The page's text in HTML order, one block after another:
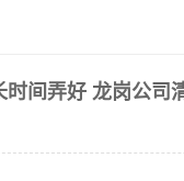
间弄好 龙岗公司